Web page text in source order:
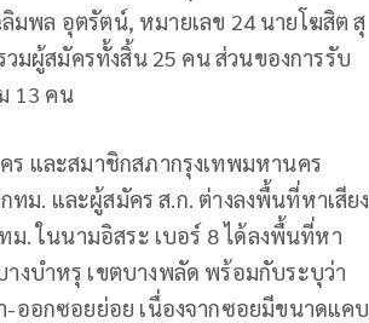
มพล อุตรัตน์, หมายเลข 24 นายโฆสิต สุ
มผู้สมัครทั้งสิ้น 25 คน ส่วนของการรับ
13 คน
ร และสมาชิกสภากรุงเทพมหานคร
ม. และผู้สมัคร ส.ก. ต่างลงพื้นที่หาเสียง
. ในนามอิสระ เบอร์​ 8 ได้ลงพื้นที่หา
งบำหรุ เขตบางพลัด พร้อมกับระบุว่า
ออกซอยย่อย เนื่องจากซอยมีขนาดแคบ